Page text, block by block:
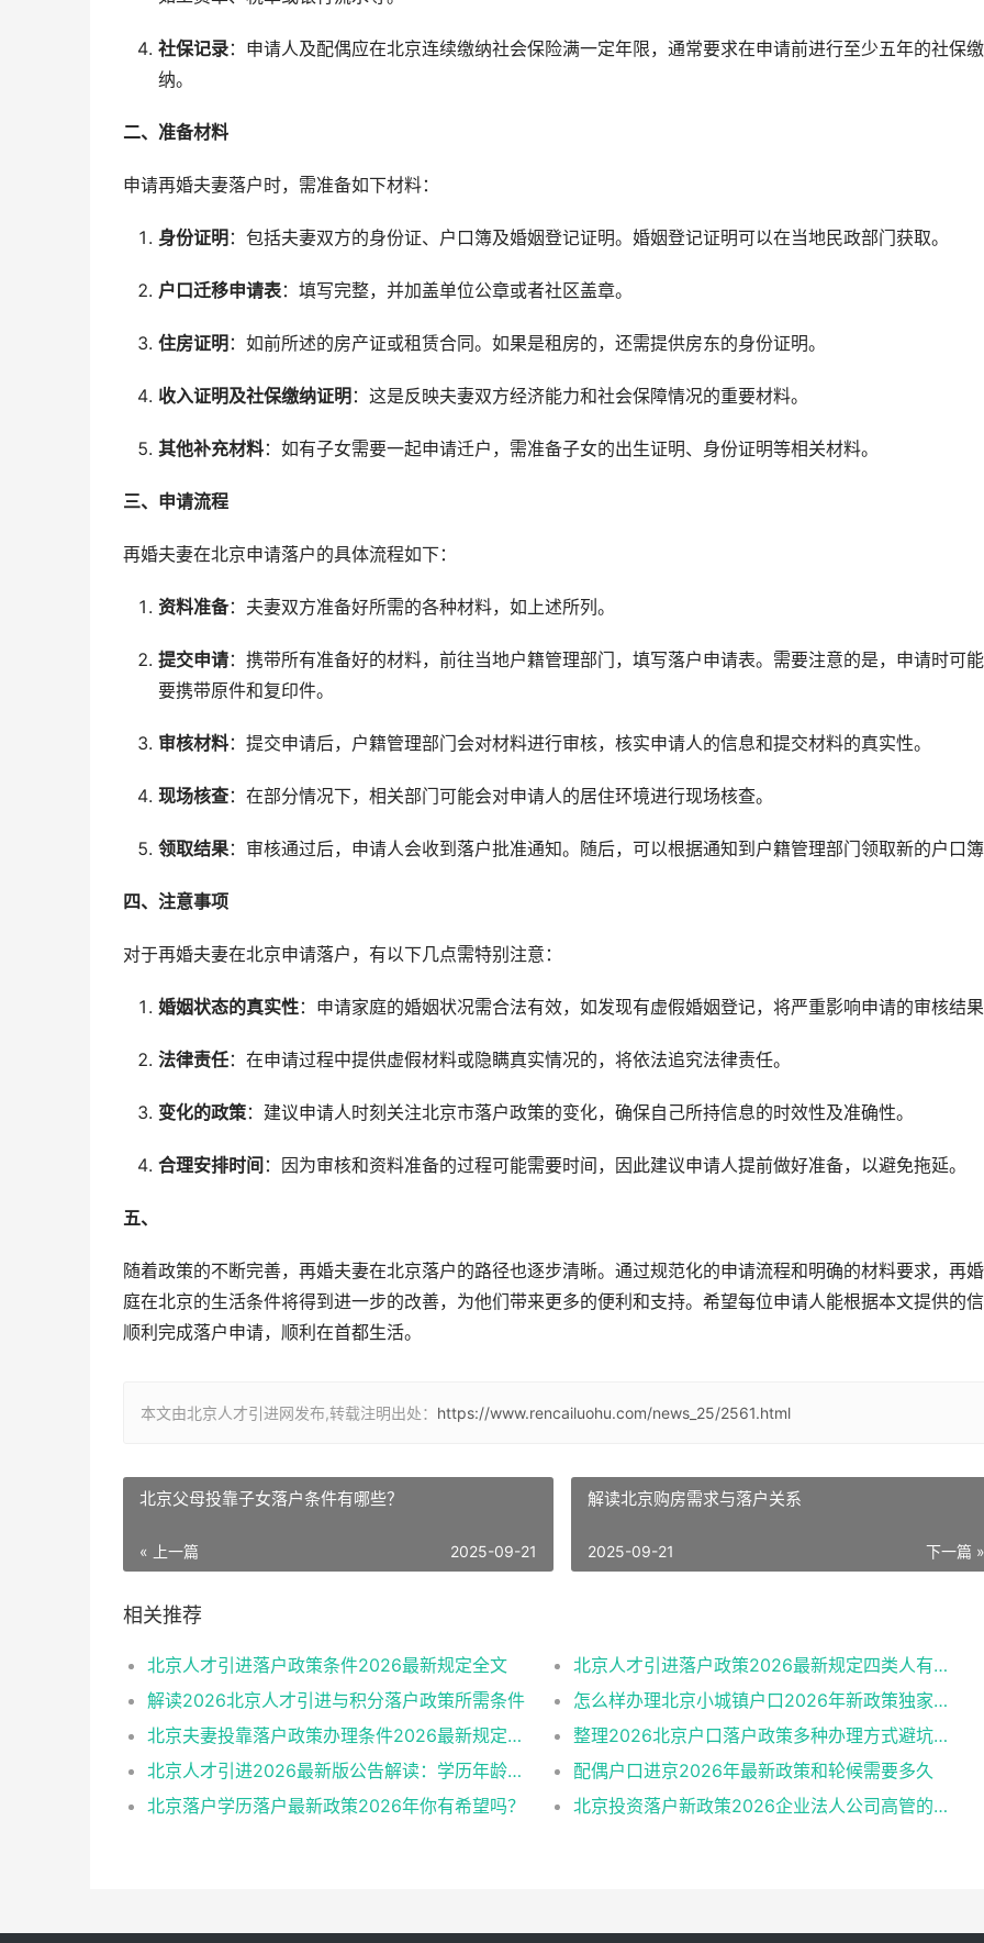
社保记录：申请人及配偶应在北京连续缴纳社会保险满一定年限，通常要求在申请前进行至少五年的社保缴
纳。
二、准备材料
申请再婚夫妻落户时，需准备如下材料：
身份证明 ：包括夫妻双方的身份证、户口簿及婚姻登记证明。婚姻登记证明可以在当地民政部门获取。
户口迁移申请表：填写完整，并加盖单位公章或者社区盖章。
住房证明 ：如前所述的房产证或租赁合同。如果是租房的，还需提供房东的身份证明。
收入证明及社保缴纳证明 ：这是反映夫妻双方经济能力和社会保障情况的重要材料。
其他补充材料：如有子女需要一起申请迁户，需准备子女的出生证明、身份证明等相关材料。
三、申请流程
再婚夫妻在北京申请落户的具体流程如下：
资料准备：夫妻双方准备好所需的各种材料，如上述所列。
提交申请：携带所有准备好的材料，前往当地户籍管理部门，填写落户申请表。需要注意的是，申请时可
要携带原件和复印件。
审核材料：提交申请后，户籍管理部门会对材料进行审核，核实申请人的信息和提交材料的真实性。
现场核查：在部分情况下，相关部门可能会对申请人的居住环境进行现场核查。
领取结果：审核通过后，申请人会收到落户批准通知。随后，可以根据通知到户籍管理部门领取新的户口
四、注意事项
对于再婚夫妻在北京申请落户，有以下几点需特别注意：
婚姻状态的真实性：申请家庭的婚姻状况需合法有效，如发现有虚假婚姻登记，将严重影响申请的审核结
法律责任：在申请过程中提供虚假材料或隐瞒真实情况的，将依法追究法律责任。
变化的政策：建议申请人时刻关注北京市落户政策的变化，确保自己所持信息的时效性及准确性。
合理安排时间 ：因为审核和资料准备的过程可能需要时间，因此建议申请人提前做好准备，以避免拖延。
五、
随着政策的不断完善，再婚夫妻在北京落户的路径也逐步清晰。通过规范化的申请流程和明确的材料要求，再
庭在北京的生活条件将得到进一步的改善，为他们带来更多的便利和支持。希望每位申请人能根据本文提供的
顺利完成落户申请，顺利在首都生活。
本文由北京人才引进网发布,转载注明出处： https://www.rencailuohu.com/news_25/2561.html
北京父母投靠子女落户条件有哪些？
« 上一篇 2025-09-21
解读北京购房需求与落户关系
下一篇 »
2025-09-21
相关推荐
北京人才引进落户政策条件2026最新规定全文
北京人才引进落户政策2026最新规定四类人有资格
解读2026北京人才引进与积分落户政策所需条件
怎么样办理北京小城镇户口2026年新政策独家解读
北京夫妻投靠落户政策办理条件2026最新规定消息
整理2026北京户口落户政策多种办理方式避坑指南
北京人才引进2026最新版公告解读：学历年龄是门槛
配偶户口进京2026年最新政策和轮候需要多久
北京落户学历落户最新政策2026年你有希望吗？
北京投资落户新政策2026企业法人公司高管的福音